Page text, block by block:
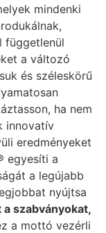
mindenki
függetlenül
a változó
és széleskörű
ha nem
innovatív
eredményeket
egyesíti a
a legújabb
nyújtsa
szabványokat,
a mottó vezérli